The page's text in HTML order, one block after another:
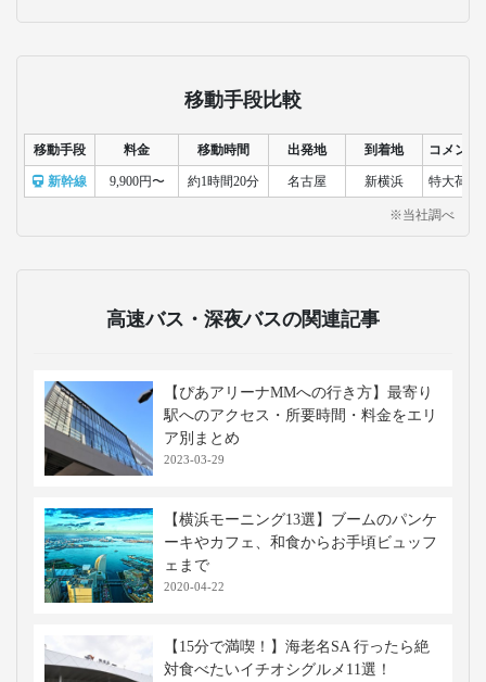
移動手段比較
移動手段 料金 移動時間 出発地 到着地 コメント
新幹線 9,900円〜 約1時間20分 名古屋 新横浜 特大荷物
※当社調べ
高速バス・深夜バスの関連記事
【ぴあアリーナMMへの行き方】最寄り
駅へのアクセス・所要時間・料金をエリ
ア別まとめ
2023-03-29
【横浜モーニング13選】ブームのパンケ
ーキやカフェ、和食からお手頃ビュッフ
ェまで
2020-04-22
【15分で満喫！】海老名SA 行ったら絶
対食べたいイチオシグルメ11選！